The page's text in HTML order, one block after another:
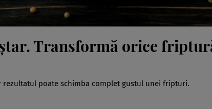
Transformă orice
rezultatul poate schimba complet gustul unei fripturi.